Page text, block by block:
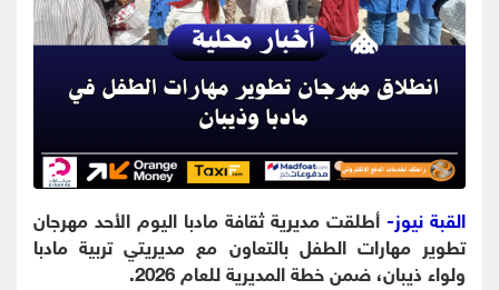
القبة نيوز-أطلقت مديرية ثقافة مادبا اليوم الأحد مهرجان
تطوير مهارات الطفل بالتعاون مع مديريتي تربية مادبا
ولواء ذيبان، ضمن خطة المديرية للعام 2026.